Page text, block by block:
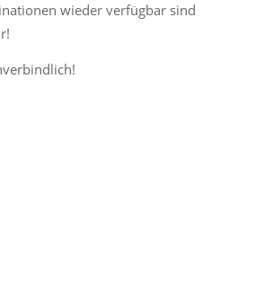
wieder verfügbar sind